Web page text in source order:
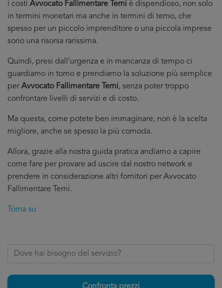
i costi Avvocato Fallimentare Terni è dispendioso, non solo
in termini monetari ma anche in termini di temo, che
spesso per un piccolo imprenditore o una piccola imprese
sono una risorsa rarissima.
Quindi, presi dall’urgenza e in mancanza di tempo ci
guardiamo in torno e prendiamo la soluzione più semplice
perAvvocato Fallimentare Terni, senza poter troppo
confrontare livelli di servizi e di costo.
Ma questa, come potete ben immaginare, non è la scelta
migliore, anche se spesso la più comoda.
Allora, grazie alla nostra guida pratica andiamo a capire
come fare per provare ad uscire dal nostro network e
prendere in considerazione altri fornitori per Avvocato
Fallimentare Terni.
Torna su